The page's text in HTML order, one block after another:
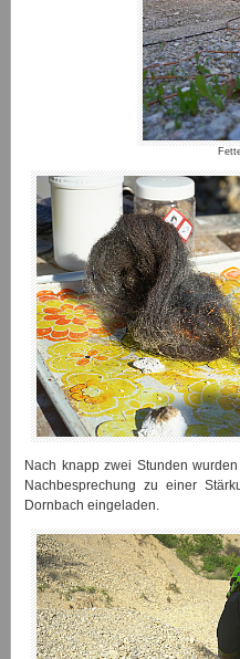
Nach knapp zwei Stunden
Nachbesprechung zu einer
Dornbach eingeladen.